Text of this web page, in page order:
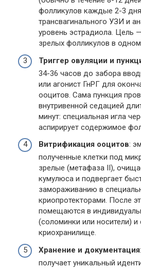
фолликулов каждые 2-3
трансвагинального УЗИ и
уровень эстрадиола. Цель
зрелых фолликулов в
Триггер овуляции и
34-36 часов до забора
или агонист ГнРГ для
ооцитов. Сама пункция
внутривенной седацией
минут: специальная игла
аспирирует содержимое
Витрификация ооцитов:
полученные клетки под
зрелые (метафаза II),
кумулюса и подвергает
замораживанию в
криопротекторами. После
помещаются в
(соломинки или носители) и
криохранилище.
Хранение и документация
получает уникальный